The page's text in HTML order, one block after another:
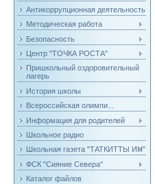
Антикоррупционная деятельность
Методическая работа
Безопасность
Центр "ТОЧКА РОСТА"
Пришкольный оздоровительный
лагерь
История школы
Всероссийская олимпи...
Информация для родителей
Школьное радио
Школьная газета "ТАТКИТТЫ ИН"
ФСК "Сияние Севера"
Каталог файлов